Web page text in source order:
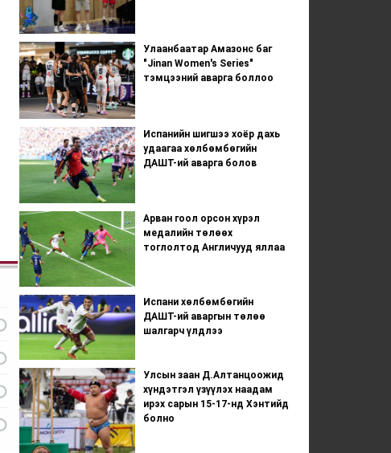
Улаанбаатар Амазонс баг
"Jinan Women's Series"
тэмцээний аварга боллоо
Испанийн шигшээ хоёр дахь
удаагаа хөлбөмбөгийн
ДАШТ-ий аварга болов
Арван гоол орсон хүрэл
медалийн төлөөх
тоглолтод Англичууд яллаа
Испани хөлбөмбөгийн
ДАШТ-ий аваргын төлөө
шалгарч үлдлээ
Улсын заан Д.Алтанцоожид
хүндэтгэл үзүүлэх наадам
ирэх сарын 15-17-нд Хэнтийд
болно